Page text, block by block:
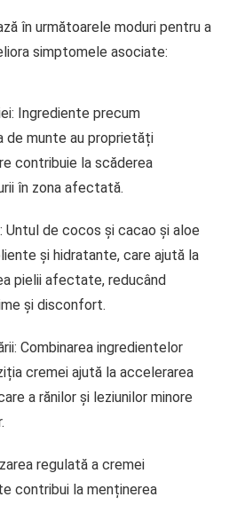
în următoarele moduri pentru a
simptomele asociate:
Ingrediente precum
de munte au proprietăți
contribuie la scăderea
în zona afectată.
Untul de cocos și cacao și aloe
și hidratante, care ajută la
pielii afectate, reducând
și disconfort.
Combinarea ingredientelor
cremei ajută la accelerarea
a rănilor și leziunilor minore
regulată a cremei
contribui la menținerea